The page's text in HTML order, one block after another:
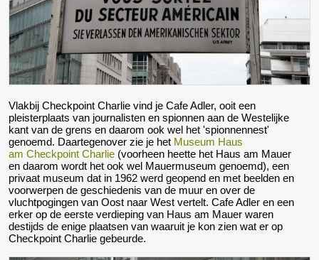
Vlakbij Checkpoint Charlie vind je Cafe Adler, ooit een
pleisterplaats van journalisten en spionnen aan de Westelijke
kant van de grens en daarom ook wel het 'spionnennest'
genoemd. Daartegenover zie je het Museum Haus
am Checkpoint Charlie (voorheen heette het Haus am Mauer
en daarom wordt het ook wel Mauermuseum genoemd), een
privaat museum dat in 1962 werd geopend en met beelden en
voorwerpen de geschiedenis van de muur en over de
vluchtpogingen van Oost naar West vertelt. Cafe Adler en een
erker op de eerste verdieping van Haus am Mauer waren
destijds de enige plaatsen van waaruit je kon zien wat er op
Checkpoint Charlie gebeurde.